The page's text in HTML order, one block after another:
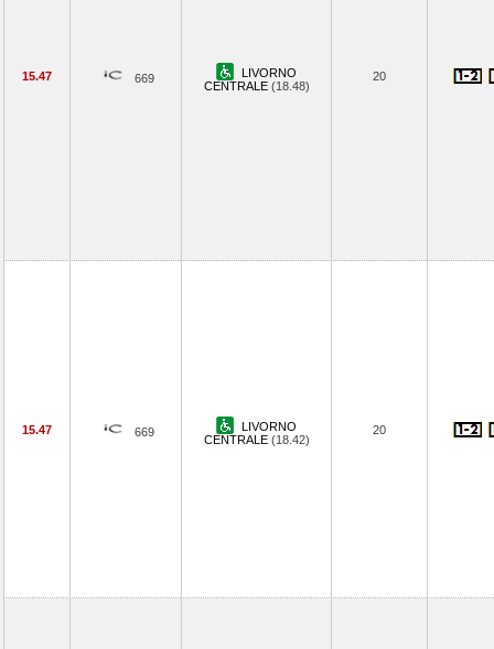
15.47 669
LIVORNO
CENTRALE (18.48)
20
15.47 669
LIVORNO
CENTRALE (18.42)
20